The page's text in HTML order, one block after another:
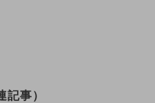
記事）